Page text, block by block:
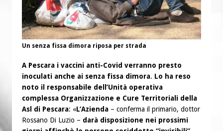
Un senza fissa dimora riposa per strada
A Pescara i vaccini anti-Covid verranno presto
inoculati anche ai senza fissa dimora. Lo ha reso
noto il responsabile dell’Unità operativa
complessa Organizzazione e Cure Territoriali della
Asl di Pescara: «L’Azienda – conferma il primario, dottor
Rossano Di Luzio – darà disposizione nei prossimi